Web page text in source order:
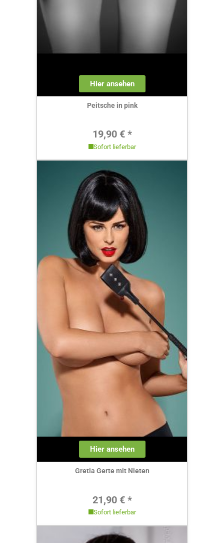
Hier ansehen
Peitsche in pink
Regulärer Preis:
19,90 € *
Sofort lieferbar
Hier ansehen
Gretia Gerte mit Nieten
Regulärer Preis:
21,90 € *
Sofort lieferbar